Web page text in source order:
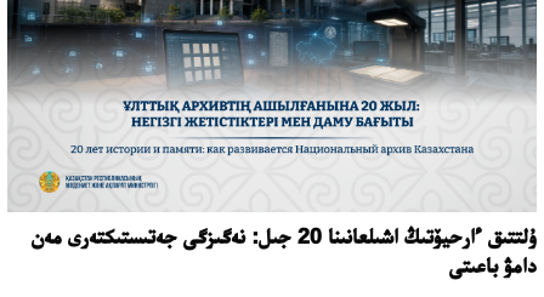
ۇلتتىق ءارحيۆتىڭ اشىلعانىنا 20 جىل: نەگىزگى جەتىستىكتەرى مەن
دامۋ باعىتى